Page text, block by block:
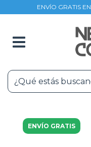
ENVÍO GRATIS
ENVÍO GRATIS